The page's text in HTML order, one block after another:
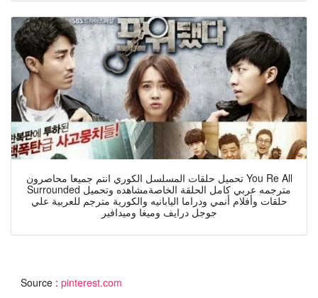
تحميل حلقات المسلسل الكوري انتم جميعا محاصرون You Re All
Surrounded مترجمه عربي كامل الحلقة الخاصةمشاهده وتحميل
حلقات وأفلام أنمي ودراما اليابانيه والكورية مترجم للعربية علي
جوجل درايف وميغا وميدافير
Source : pinterest.com